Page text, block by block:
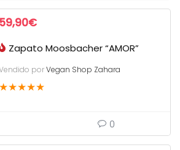
59,90€
Zapato Moosbacher “AMOR”
porVegan Shop Zahara
★★★★★
0